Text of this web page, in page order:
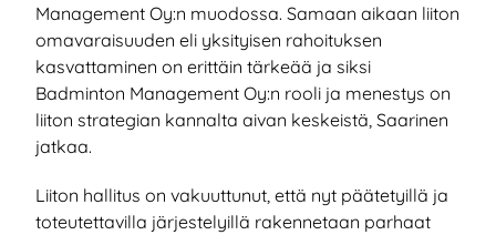
Management Oy:n muodossa. Samaan aikaan liiton
omavaraisuuden eli yksityisen rahoituksen
kasvattaminen on erittäin tärkeää ja siksi
Badminton Management Oy:n rooli ja menestys on
liiton strategian kannalta aivan keskeistä, Saarinen
jatkaa.
Liiton hallitus on vakuuttunut, että nyt päätetyillä ja
toteutettavilla järjestelyillä rakennetaan parhaat